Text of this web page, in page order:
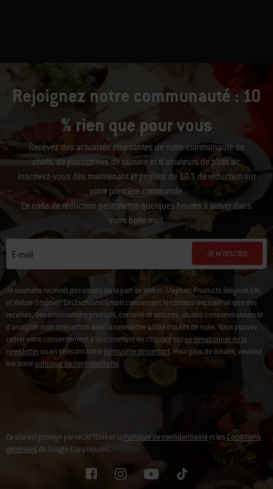
Rejoignez notre communauté : 10
% rien que pour vous
Recevez des actualités inspirantes de notre communauté de
chefs, de passionnés de cuisine et d’amateurs de plein air.
Inscrivez-vous dès maintenant et profitez de 10 % de réduction sur
votre première commande.
Le code de réduction peut mettre quelques heures à arriver dans
votre boîte mail.
E-mail JE M'INSCRIS
Je souhaite recevoir des emails de la part de Weber-Stephen Products Belgium SRL
et Weber-Stephen Deutschland GmbH concernant le contenu exclusif tel que des
recettes, des informations produits, conseils et astuces, études consommateurs et
d'analyser mon intéraction avec la newsletter à l'ide d'outils de suivi. Vous pouvez
retirer votre consentement à tout moment en cliquant surse désabonner de la
newsletterou en utilisant notreformulaire de contact. Pour plus de détails, veuillez
lire notrepolitique de confidentialité.
Ce site est protégé par reCAPTCHA et la Politique de confidentialitéet les Conditions
générales de Google s’appliquent.